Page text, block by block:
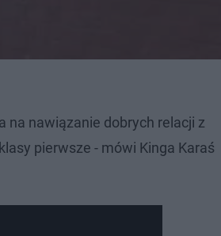
na nawiązanie dobrych relacji z
pierwsze - mówi Kinga Karaś